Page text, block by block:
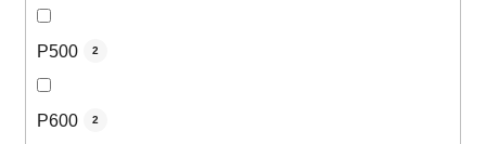
P500 2
P600 2